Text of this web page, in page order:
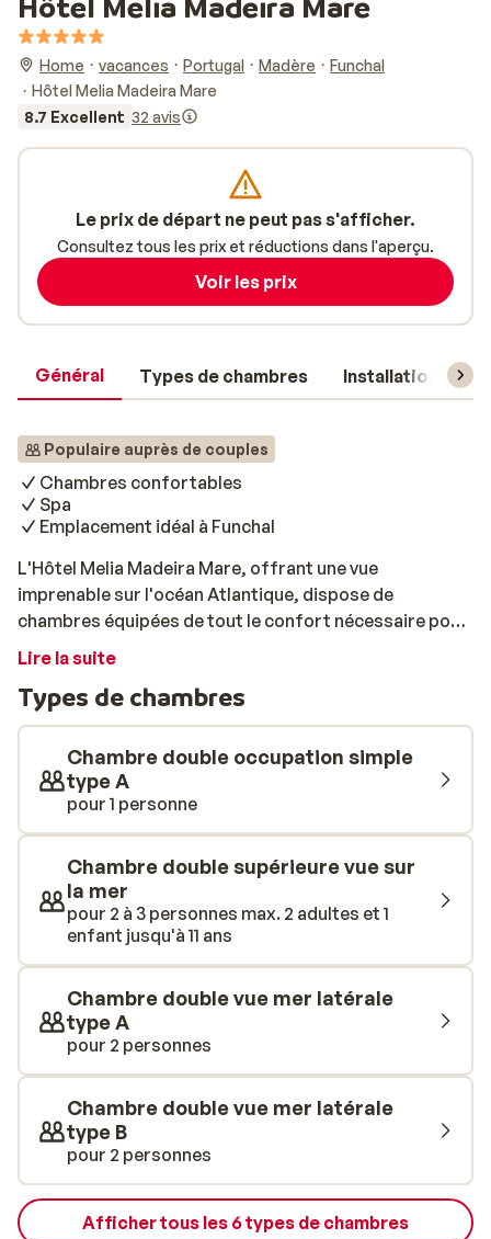
Home vacances Portugal Madère
Funchal
Hôtel Melia Madeira Mare
8.7 Excellent 32 avis
Général Types de chambres Installations
Populaire auprès de couples
Chambres confortables
Spa
Emplacement idéal à Funchal
L'Hôtel Melia Madeira Mare, offrant une vue
imprenable sur l'océan Atlantique, dispose de
chambres équipées de tout le confort nécessaire pour
des vacances réussies. La promenade et la petite plage
L'établissement est situé au cœur du Lido, à seulement
dix minutes du centre de Funchal. L'hôtel dispose de
chambres modernes et confortables avec une véranda
privée. Les influences maritimes, visibles dans
l'architecture et la décoration de l'hôtel, lui permettent
de s'intégrer parfaitement à son environnement. Doté
d'un bon sens du service, l'Hôtel Melia Madeira Mare
vous garantit un séjour agréable sur l'île de Madère.
Lire la suite
Types de chambres
Chambre double occupation simple
type A
pour 1 personne
Chambre double supérieure vue sur
la mer
pour 2 à 3 personnes max. 2 adultes et 1
enfant jusqu'à 11 ans
Chambre double vue mer latérale
type A
pour 2 personnes
Chambre double vue mer latérale
type B
pour 2 personnes
Afficher tous les 6 types de chambres
Le prix de départ ne peut pas s'afficher.
Consultez tous les prix et réductions dans l'aperçu.
Voir les prix